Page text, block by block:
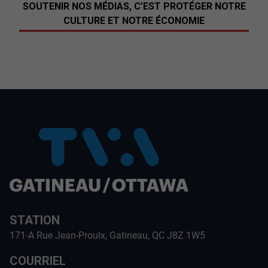
SOUTENIR NOS MÉDIAS, C’EST PROTÉGER NOTRE
CULTURE ET NOTRE ÉCONOMIE
STATION
171-A Rue Jean-Proulx, Gatineau, QC J8Z 1W5
COURRIEL